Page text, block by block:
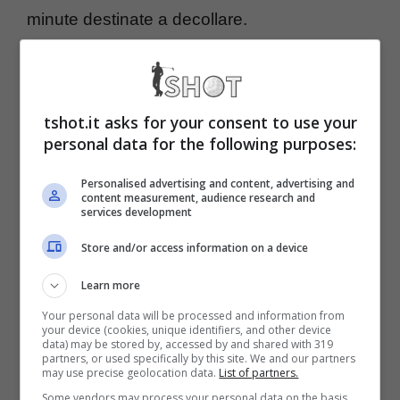
minute destinate a decollare.
Calciomercato: Bove resta
in Serie A, una big ci
prova?
EdoardoBovespera di poter restare in
. Con il passo indietro da parte delNapoli
laFiorentinaad oggi sembra essere la
squadra in pole position. LaVioladopo la
cessione di NicoGonzalezè pronta ad
affondare il colpo per un centrocampista che
tshot.it asks for your consent to use your
personal data for the following purposes:
Personalised advertising and content, advertising and
content measurement, audience research and
services development
Store and/or access information on a device
Learn more
Your personal data will be processed and information from
your device (cookies, unique identifiers, and other device
data) may be stored by, accessed by and shared with 319
partners, or used specifically by this site. We and our partners
may use precise geolocation data. List of partners.